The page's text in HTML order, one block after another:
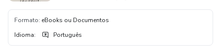
Formato: eBooks ou Documentos
Idioma: Português